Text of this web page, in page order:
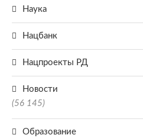
Наука
Нацбанк
Нацпроекты РД
Новости
(56 145)
Образование